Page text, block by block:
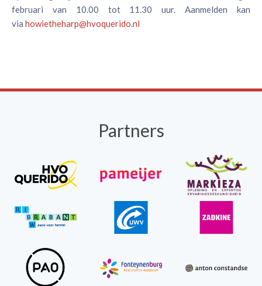
februari van 10.00 tot 11.30 uur. Aanmelden kan
via howietheharp@hvoquerido.nl
Partners